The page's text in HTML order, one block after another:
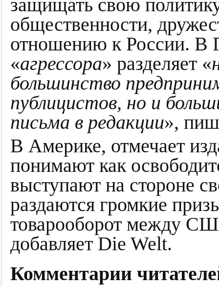
защищать свою
общественности,
отношению к России. В
«агрессора» разделяет «
большинство
публицистов, но и
письма в редакции»,
В Америке, отмечает
понимают как
выступают на стороне
раздаются громкие
товарооборот между
добавляет Die Welt.
Комментарии